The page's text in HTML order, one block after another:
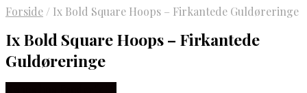
Forside / Ix Bold Square Hoops – Firkantede Guldøreringe
Ix Bold Square Hoops – Firkantede
Guldøreringe